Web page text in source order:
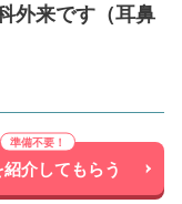
外来です（耳鼻
介してもらう